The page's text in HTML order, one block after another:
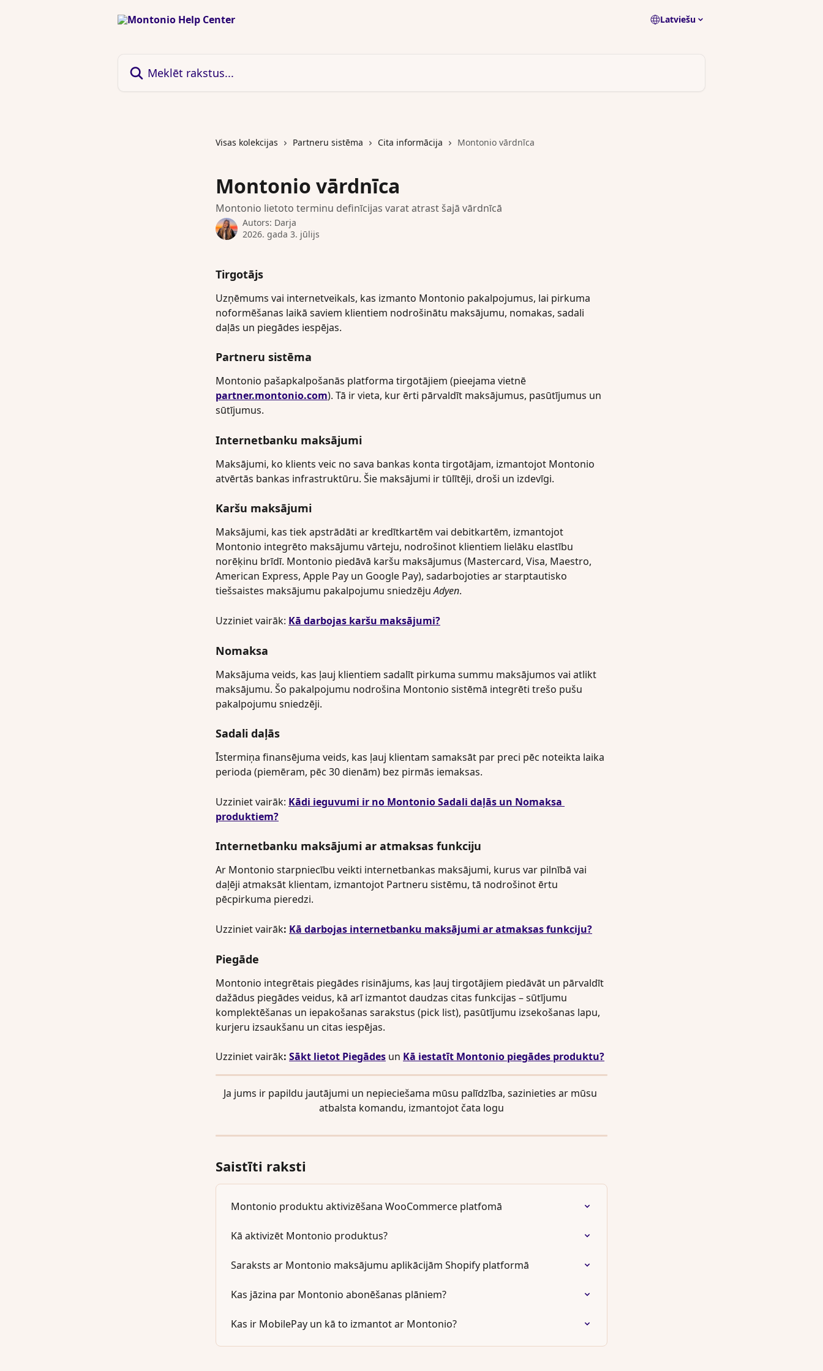
Latviešu
Visas kolekcijas Partneru sistēma Cita informācija Montonio vārdnīca
Montonio vārdnīca
Montonio lietoto terminu definīcijas varat atrast šajā vārdnīcā
Autors: Darja
2026. gada 3. jūlijs
Tirgotājs
Uzņēmums vai internetveikals, kas izmanto Montonio pakalpojumus, lai pirkuma
noformēšanas laikā saviem klientiem nodrošinātu maksājumu, nomakas, sadali
daļās un piegādes iespējas.
Partneru sistēma
Montonio pašapkalpošanās platforma tirgotājiem (pieejama vietnē
partner.montonio.com). Tā ir vieta, kur ērti pārvaldīt maksājumus, pasūtījumus un
sūtījumus.
Internetbanku maksājumi
Maksājumi, ko klients veic no sava bankas konta tirgotājam, izmantojot Montonio
atvērtās bankas infrastruktūru. Šie maksājumi ir tūlītēji, droši un izdevīgi.
Karšu maksājumi
Maksājumi, kas tiek apstrādāti ar kredītkartēm vai debitkartēm, izmantojot
Montonio integrēto maksājumu vārteju, nodrošinot klientiem lielāku elastību
norēķinu brīdī. Montonio piedāvā karšu maksājumus (Mastercard, Visa, Maestro,
American Express, Apple Pay un Google Pay), sadarbojoties ar starptautisko
tiešsaistes maksājumu pakalpojumu sniedzēju Adyen.
Uzziniet vairāk: Kā darbojas karšu maksājumi?
Nomaksa
Maksājuma veids, kas ļauj klientiem sadalīt pirkuma summu maksājumos vai atlikt
maksājumu. Šo pakalpojumu nodrošina Montonio sistēmā integrēti trešo pušu
pakalpojumu sniedzēji.
Sadali daļās
Īstermiņa finansējuma veids, kas ļauj klientam samaksāt par preci pēc noteikta laika
perioda (piemēram, pēc 30 dienām) bez pirmās iemaksas.
Uzziniet vairāk: Kādi ieguvumi ir no Montonio Sadali daļās un Nomaksa
produktiem?
Internetbanku maksājumi ar atmaksas funkciju
Ar Montonio starpniecību veikti internetbankas maksājumi, kurus var pilnībā vai
daļēji atmaksāt klientam, izmantojot Partneru sistēmu, tā nodrošinot ērtu
pēcpirkuma pieredzi.
Uzziniet vairāk: Kā darbojas internetbanku maksājumi ar atmaksas funkciju?
Piegāde
Montonio integrētais piegādes risinājums, kas ļauj tirgotājiem piedāvāt un pārvaldīt
dažādus piegādes veidus, kā arī izmantot daudzas citas funkcijas – sūtījumu
komplektēšanas un iepakošanas sarakstus (pick list), pasūtījumu izsekošanas lapu,
kurjeru izsaukšanu un citas iespējas.
Uzziniet vairāk: Sākt lietot Piegādes un Kā iestatīt Montonio piegādes produktu?
Ja jums ir papildu jautājumi un nepieciešama mūsu palīdzība, sazinieties ar mūsu
atbalsta komandu, izmantojot čata logu
Saistīti raksti
Montonio produktu aktivizēšana WooCommerce platfomā
Kā aktivizēt Montonio produktus?
Saraksts ar Montonio maksājumu aplikācijām Shopify platformā
Kas jāzina par Montonio abonēšanas plāniem?
Kas ir MobilePay un kā to izmantot ar Montonio?